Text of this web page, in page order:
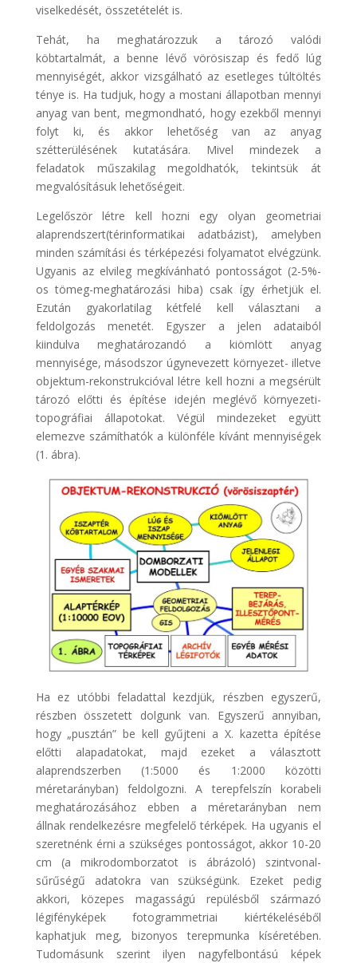
viselkedését, összetételét is.
Tehát, ha meghatározzuk a tározó valódi
köbtartalmát, a benne lévő vörösiszap és fedő lúg
mennyiségét, akkor vizsgálható az esetleges túltöltés
ténye is. Ha tudjuk, hogy a mostani állapotban mennyi
anyag van bent, megmondható, hogy ezekből mennyi
folyt ki, és akkor lehetőség van az anyag
szétterülésének kutatására. Mivel mindezek a
feladatok műszakilag megoldhatók, tekintsük át
megvalósításuk lehetőségeit.
Legelőször létre kell hozni egy olyan geometriai
alaprendszert(térinformatikai adatbázist), amelyben
minden számítási és térképezési folyamatot elvégzünk.
Ugyanis az elvileg megkívánható pontosságot (2-5%-
os tömeg-meghatározási hiba) csak így érhetjük el.
Ezután gyakorlatilag kétfelé kell választani a
feldolgozás menetét. Egyszer a jelen adataiból
kiindulva meghatározandó a kiömlött anyag
mennyisége, másodszor úgynevezett környezet- illetve
objektum-rekonstrukcióval létre kell hozni a megsérült
tározó előtti és építése idején meglévő környezeti-
topográfiai állapotokat. Végül mindezeket együtt
elemezve számíthatók a különféle kívánt mennyiségek
(1. ábra).
Ha ez utóbbi feladattal kezdjük, részben egyszerű,
részben összetett dolgunk van. Egyszerű annyiban,
hogy „pusztán” be kell gyűjteni a X. kazetta építése
előtti alapadatokat, majd ezeket a választott
alaprendszerben (1:5000 és 1:2000 közötti
méretarányban) feldolgozni. A terepfelszín korabeli
meghatározásához ebben a méretarányban nem
állnak rendelkezésre megfelelő térképek. Ha ugyanis el
szeretnénk érni a szükséges pontosságot, akkor 10-20
cm (a mikrodomborzatot is ábrázoló) szintvonal-
sűrűségű adatokra van szükségünk. Ezeket pedig
akkori, közepes magasságú repülésből származó
légifényképek fotogrammetriai kiértékeléséből
kaphatjuk meg, bizonyos terepmunka kíséretében.
Tudomásunk szerint ilyen nagyfelbontású képek